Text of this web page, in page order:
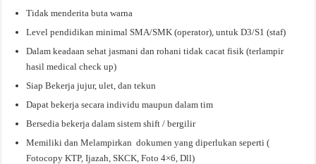
Tidak menderita buta warna
Level pendidikan minimal SMA/SMK (operator), untuk D3/S1 (staf)
Dalam keadaan sehat jasmani dan rohani tidak cacat fisik (terlampir
hasil medical check up)
Siap Bekerja jujur, ulet, dan tekun
Dapat bekerja secara individu maupun dalam tim
Bersedia bekerja dalam sistem shift / bergilir
Memiliki dan Melampirkan dokumen yang diperlukan seperti (
Fotocopy KTP, Ijazah, SKCK, Foto 4×6, Dll)